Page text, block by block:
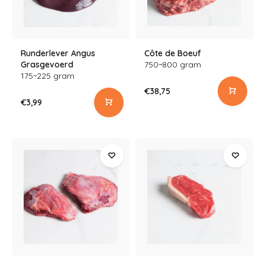
Runderlever Angus
Grasgevoerd
175~225 gram
€3,99
Côte de Boeuf
750~800 gram
€38,75